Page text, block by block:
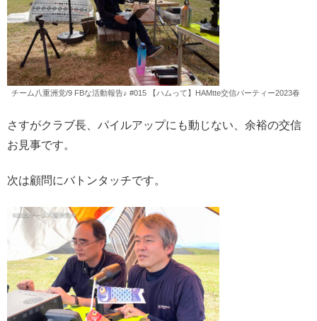
チーム八重洲党/9 FBな活動報告♪ #015 【ハムって】HAMtte交信パーティー2023春
さすがクラブ長、パイルアップにも動じない、余裕の交信
お見事です。
次は顧問にバトンタッチです。